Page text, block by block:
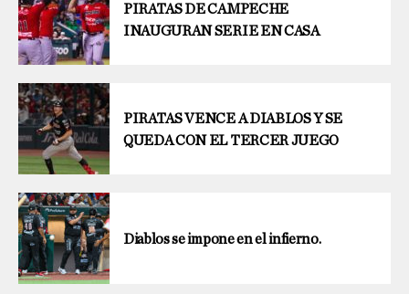
PIRATAS DE CAMPECHE
INAUGURAN SERIE EN CASA
PIRATAS VENCE A DIABLOS Y SE
QUEDA CON EL TERCER JUEGO
Diablos se impone en el infierno.